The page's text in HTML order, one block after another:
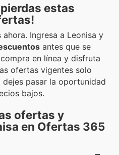
estas
Ingresa a Leonisa y
antes que se
en línea y disfruta
ofertas vigentes solo
pasar la oportunidad
bajos.
ofertas y
en Ofertas 365